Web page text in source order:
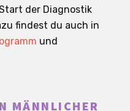
der Diagnostik
findest du auch in
und
MÄNNLICHER